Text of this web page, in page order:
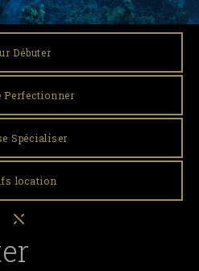
Débuter
Perfectionner
Spécialiser
location